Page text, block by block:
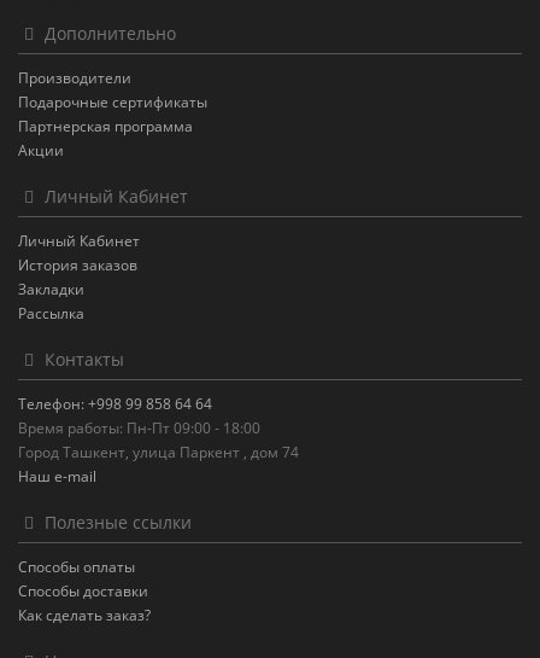
Дополнительно
Производители
Подарочные сертификаты
Партнерская программа
Акции
Личный Кабинет
Личный Кабинет
История заказов
Закладки
Рассылка
Контакты
Телефон: +998 99 858 64 64
Время работы: Пн-Пт 09:00 - 18:00
Город Ташкент, улица Паркент , дом 74
Наш e-mail
Полезные ссылки
Способы оплаты
Способы доставки
Как сделать заказ?